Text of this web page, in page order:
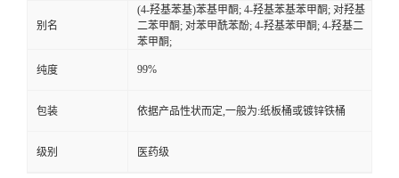
别名
(4-羟基苯基)苯基甲酮; 4-羟基苯基苯甲酮; 对羟基
二苯甲酮; 对苯甲酰苯酚; 4-羟基苯甲酮; 4-羟基二
苯甲酮;
纯度 99%
包装 依据产品性状而定,一般为:纸板桶或镀锌铁桶
级别 医药级